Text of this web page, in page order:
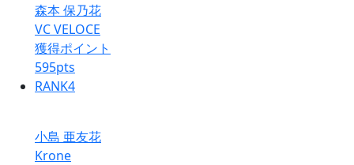
森本 保乃花
VC VELOCE
獲得ポイント
595pts
RANK4
小島 亜友花
Krone